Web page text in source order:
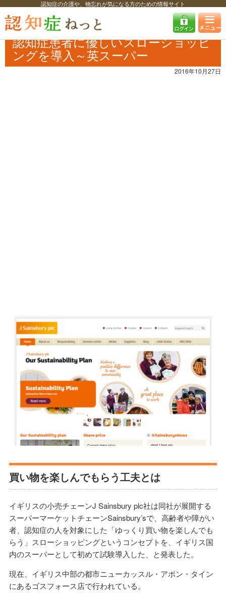
認知症の介護や、物忘れが気になる方のための情報サイト
認知症ねっと 認知症最新ニュース 自治体・企業
認知症患者に優しい
スローショッピングを導入～英スーパー
認知症患者に優しいスローショッピ
ングを導入～英スーパー
2016年10月27日
買い物を楽しんでもらう工夫とは
イギリスの小売チェーンJ Sainsbury plc社は同社が展開する
スーパーマーケットチェーンSainsbury’sで、高齢者や障がい
者、認知症の人を対象にした「ゆっくり買い物を楽しんでも
らう」スローショッピングというコンセプトを、イギリス国
内のスーパーとして初めて試験導入した、と発表した。
現在、イギリス中部の都市ニューカッスル・アポン・タイン
にあるゴスフォース店で行われている。